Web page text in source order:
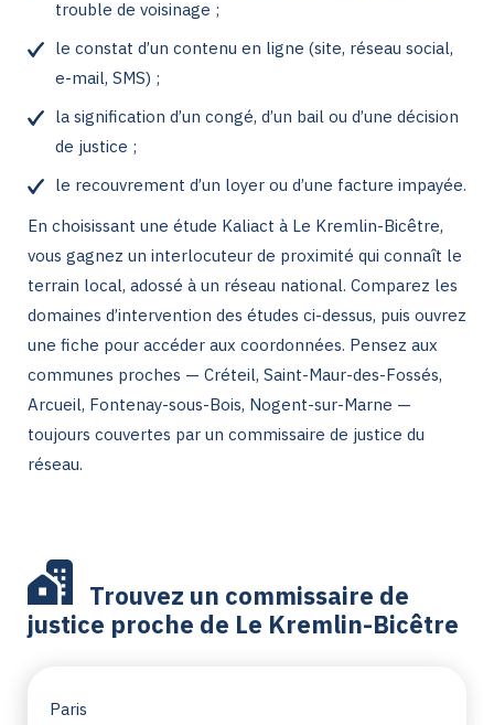
trouble de voisinage ;
le constat d’un contenu en ligne (site, réseau social,
e-mail, SMS) ;
la signification d’un congé, d’un bail ou d’une décision
de justice ;
le recouvrement d’un loyer ou d’une facture impayée.
En choisissant une étude Kaliact à Le Kremlin-Bicêtre,
vous gagnez un interlocuteur de proximité qui connaît le
terrain local, adossé à un réseau national. Comparez les
domaines d’intervention des études ci-dessus, puis ouvrez
une fiche pour accéder aux coordonnées. Pensez aux
communes proches — Créteil, Saint-Maur-des-Fossés,
Arcueil, Fontenay-sous-Bois, Nogent-sur-Marne —
toujours couvertes par un commissaire de justice du
réseau.
Trouvez un commissaire de
justice proche de Le Kremlin-Bicêtre
Paris